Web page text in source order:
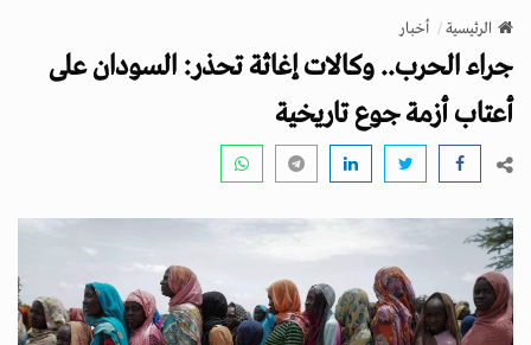
v
i
g
a
n
الرئيسية أخبار
جراء الحرب.. وكالات إغاثة تحذر: السودان على
أعتاب أزمة جوع تاريخية